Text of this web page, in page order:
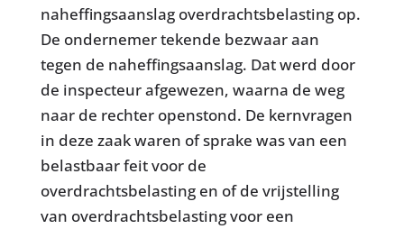
naheffingsaanslag overdrachtsbelasting op.
De ondernemer tekende bezwaar aan
tegen de naheffingsaanslag. Dat werd door
de inspecteur afgewezen, waarna de weg
naar de rechter openstond. De kernvragen
in deze zaak waren of sprake was van een
belastbaar feit voor de
overdrachtsbelasting en of de vrijstelling
van overdrachtsbelasting voor een